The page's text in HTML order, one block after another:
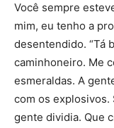
Você sempre
mim, eu tenho a
desentendido. “Tá
caminhoneiro. Me
esmeraldas. A
com os explosivos.
gente dividia. Que